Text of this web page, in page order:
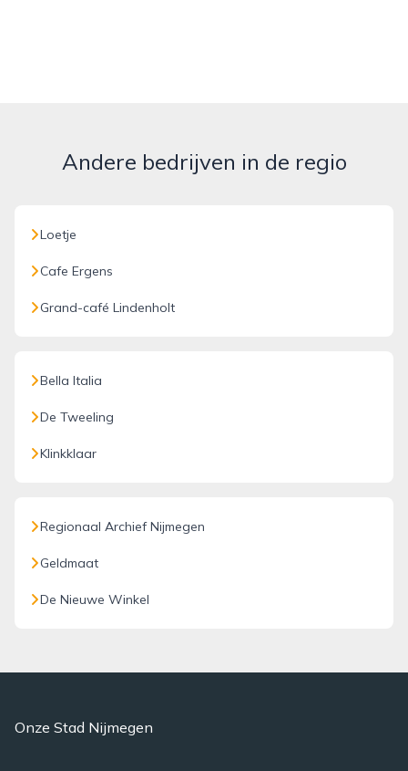
Andere bedrijven in de regio
Loetje
Cafe Ergens
Grand-café Lindenholt
Bella Italia
De Tweeling
Klinkklaar
Regionaal Archief Nijmegen
Geldmaat
De Nieuwe Winkel
Onze Stad Nijmegen